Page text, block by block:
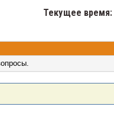
Текущее время: